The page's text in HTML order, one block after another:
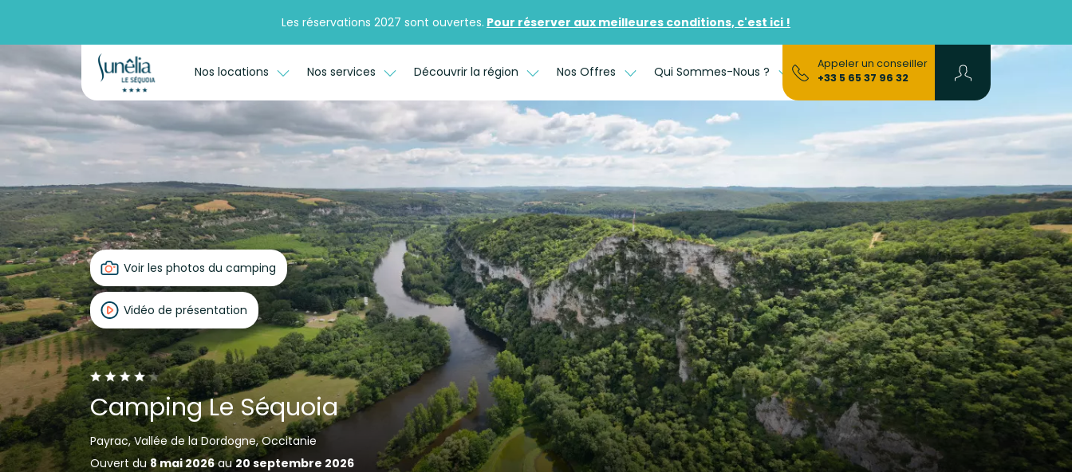
Les réservations 2027 sont ouvertes. Pour réserver aux meilleures conditions, c'est ici !
Nos locations Nos services Découvrir la région Nos Offres Qui Sommes-Nous ? FAQs
Appeler un conseiller
+33 5 65 37 96 32
Voir les photos du camping
Vidéo de présentation
Camping Le Séquoia
Payrac, Vallée de la Dordogne, Occitanie
Ouvert du8 mai 2026au20 septembre 2026